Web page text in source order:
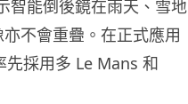
智能倒後鏡在雨天、雪地
不會重疊。在正式應用
採用多 Le Mans 和